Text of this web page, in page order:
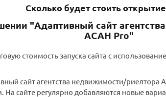
Сколько будет стоить
"Адаптивный сайт
АСАН Pro"
стоимость запуска сайта с
сайт агентства недвижимости/риелтора
сайте регулярно добавляются новые